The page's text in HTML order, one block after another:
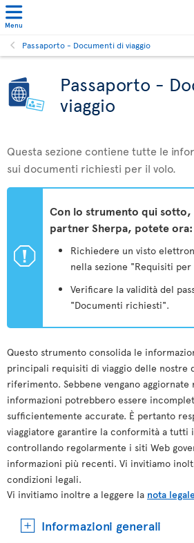
Menu
Passaporto - Documenti di viaggio
Passaporto -
viaggio
Questa sezione contiene tutte le
sui documenti richiesti per il volo.
ü
Con lo strumento qui
partner Sherpa, potete ora:
Richiedere un visto
nella sezione "Requisiti
Verificare la validità del
"Documenti richiesti".
Questo strumento consolida le
principali requisiti di viaggio delle nostre
riferimento. Sebbene vengano
informazioni potrebbero essere
sufficientemente accurate. È pertanto
viaggiatore garantire la conformità a tutti
controllando regolarmente i siti Web
informazioni più recenti. Vi invitiamo
condizioni legali.
Vi invitiamo inoltre a leggere la nota
Informazioni generali